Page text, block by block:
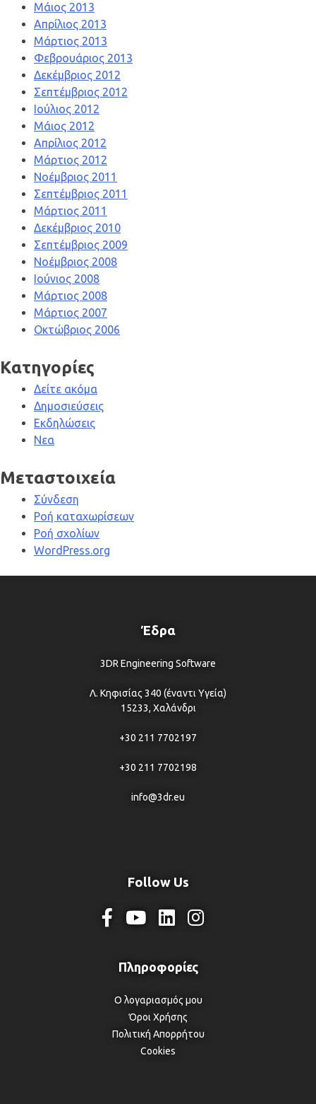
Μάιος 2013
Απρίλιος 2013
Μάρτιος 2013
Φεβρουάριος 2013
Δεκέμβριος 2012
Σεπτέμβριος 2012
Ιούλιος 2012
Μάιος 2012
Απρίλιος 2012
Μάρτιος 2012
Νοέμβριος 2011
Σεπτέμβριος 2011
Μάρτιος 2011
Δεκέμβριος 2010
Σεπτέμβριος 2009
Νοέμβριος 2008
Ιούνιος 2008
Μάρτιος 2008
Μάρτιος 2007
Οκτώβριος 2006
Kατηγορίες
Δείτε ακόμα
Δημοσιεύσεις
Εκδηλώσεις
Νεα
Μεταστοιχεία
Σύνδεση
Ροή καταχωρίσεων
Ροή σχολίων
WordPress.org
Έδρα
3DR Engineering Software
Λ. Κηφισίας 340 (έναντι Υγεία)
15233, Χαλάνδρι
+30 211 7702197
+30 211 7702198
info@3dr.eu
Follow Us
Ο λογαριασμός μου
Όροι Χρήσης
Πολιτική Απορρήτου
Cookies